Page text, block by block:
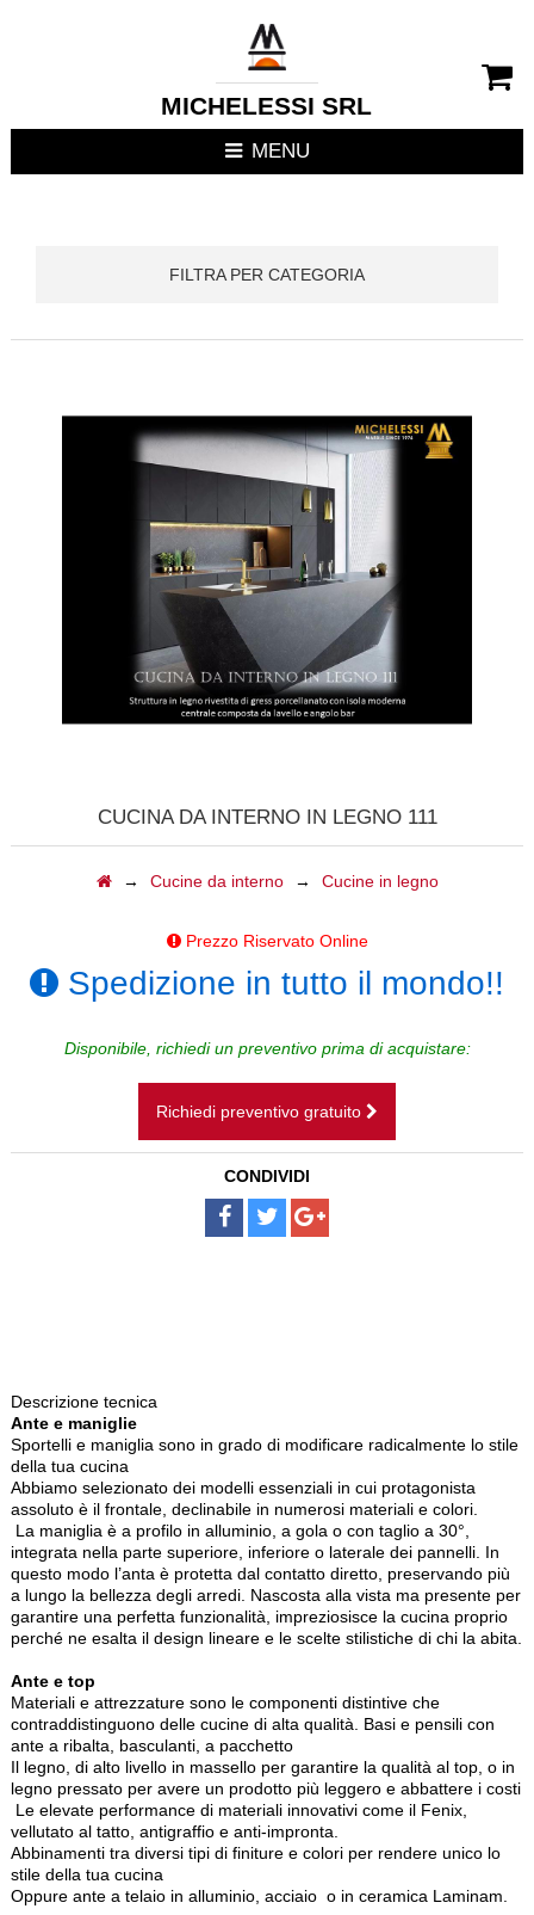
MICHELESSI SRL
MENU
RIVESTIMENTI
TERMOCUCINE E
CUCINE DA INTERNO
CALDAIE
GAZEBI
CAMINI A GAS
BARBECUE
CAMINI ELETTRICI
CAMINI SOSPESI
BAGNI
FILTRA PER CATEGORIA
CUCINA DA INTERNO IN LEGNO 111
→ Cucine da interno → Cucine in legno
Prezzo Riservato Online
Spedizione in tutto il mondo!!
Disponibile, richiedi un preventivo prima di acquistare:
Richiedi preventivo gratuito
CONDIVIDI
Descrizione tecnica
Ante e maniglie
Sportelli e maniglia sono in grado di modificare radicalmente lo stile
della tua cucina
Abbiamo selezionato dei modelli essenziali in cui protagonista
assoluto è il frontale, declinabile in numerosi materiali e colori.
La maniglia è a profilo in alluminio, a gola o con taglio a 30°,
integrata nella parte superiore, inferiore o laterale dei pannelli. In
questo modo l’anta è protetta dal contatto diretto, preservando più
a lungo la bellezza degli arredi. Nascosta alla vista ma presente per
garantire una perfetta funzionalità, impreziosisce la cucina proprio
perché ne esalta il design lineare e le scelte stilistiche di chi la abita.
Ante e top
Materiali e attrezzature sono le componenti distintive che
contraddistinguono delle cucine di alta qualità. Basi e pensili con
ante a ribalta, basculanti, a pacchetto
Il legno, di alto livello in massello per garantire la qualità al top, o in
legno pressato per avere un prodotto più leggero e abbattere i costi
Le elevate performance di materiali innovativi come il Fenix,
vellutato al tatto, antigraffio e anti-impronta.
Abbinamenti tra diversi tipi di finiture e colori per rendere unico lo
stile della tua cucina
Oppure ante a telaio in alluminio, acciaio o in ceramica Laminam.